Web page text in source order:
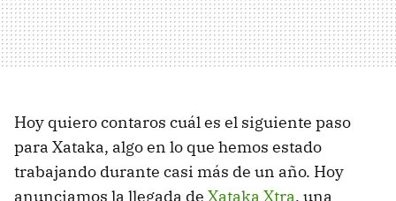
Hoy quiero contaros cuál es el siguiente paso
para Xataka, algo en lo que hemos estado
trabajando durante casi más de un año. Hoy
anunciamos la llegada de Xataka Xtra, una